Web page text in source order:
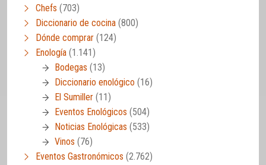
Chefs (703)
Diccionario de cocina (800)
Dónde comprar (124)
Enología (1.141)
Bodegas (13)
Diccionario enológico (16)
El Sumiller (11)
Eventos Enológicos (504)
Noticias Enológicas (533)
Vinos (76)
Eventos Gastronómicos (2.762)